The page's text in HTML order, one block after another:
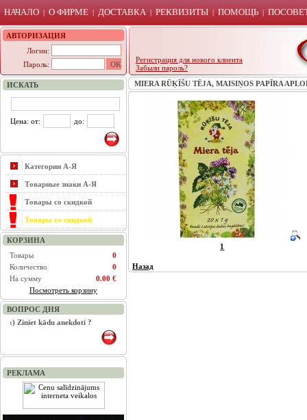
НАЧАЛО | О ФИРМЕ | ДОСТАВКА | РЕКВИЗИТЫ | ПОМОЩЬ |
АВТОРИЗАЦИЯ
Логин:
Пароль:
Регистрация для нового клиента
Забыли пароль?
ИСКАТЬ
Цена: от: до:
Категории А-Я
Товарные знаки А-Я
Товары со скидкой
Товары со скидкой
КОРЗИНА
Товары
0
Количество
0
На сумму
0.00 €
Посмотреть корзину
ВОПРОС ДНЯ
:) Ziniet kādu anekdoti ?
РЕКЛАМА
MIERA RŪĶĪŠU TĒJA, MAISIŅOS PAPĪRA
1
Назад